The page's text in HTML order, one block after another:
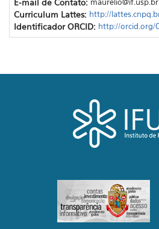
E-mail de Contato: maurelio@if.usp.br
Curriculum Lattes: http://
Identificador ORCID: http://orcid.org/